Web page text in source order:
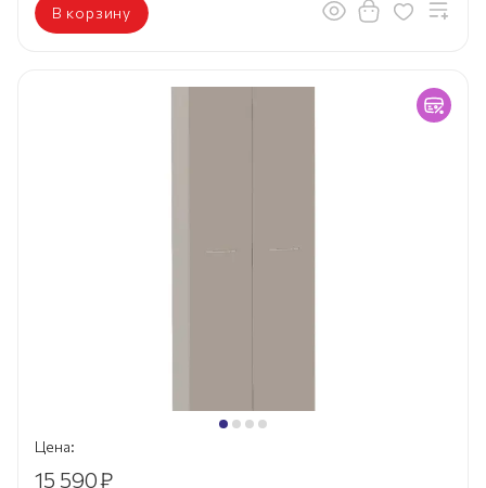
В корзину
Цена:
15 590₽